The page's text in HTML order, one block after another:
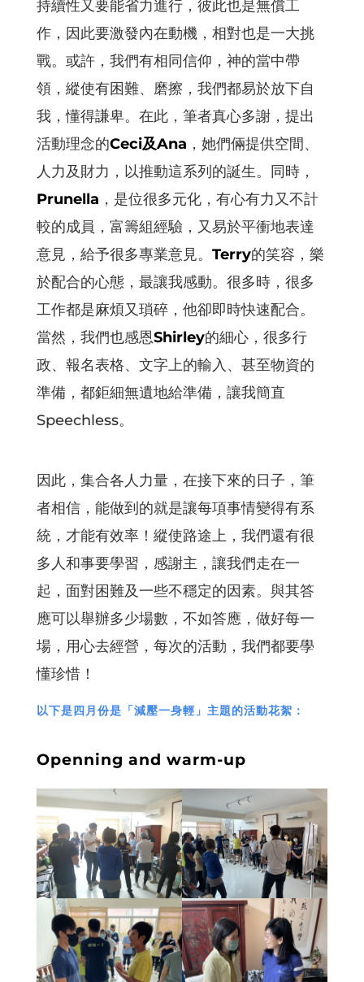
持續性又要能省力進行，彼此也是無償工
作，因此要激發內在動機，相對也是一大挑
戰。或許，我們有相同信仰，神的當中帶
領，縱使有困難、磨擦，我們都易於放下自
我，懂得謙卑。在此，筆者真心多謝，提出
活動理念的Ceci及Ana ，她們倆提供空間、
人力及財力，以推動這系列的誕生。同時，
Prunella ，是位很多元化，有心有力又不計
較的成員，富籌組經驗，又易於平衝地表達
意見，給予很多專業意見。 Terry的笑容，樂
於配合的心態，最讓我感動。很多時，很多
工作都是麻煩又瑣碎，他卻即時快速配合。
當然，我們也感恩Shirley的細心，很多行
政、報名表格、文字上的輸入、甚至物資的
準備，都鉅細無遺地給準備，讓我簡直
Speechless。
因此，集合各人力量，在接下來的日子，筆
者相信，能做到的就是讓每項事情變得有系
統，才能有效率！縱使路途上，我們還有很
多人和事要學習，感謝主，讓我們走在一
起，面對困難及一些不穩定的因素。與其答
應可以舉辦多少場數，不如答應，做好每一
場，用心去經營，每次的活動，我們都要學
懂珍惜！
以下是四月份是「減壓一身輕」主題的活動花絮：
Openning and warm-up